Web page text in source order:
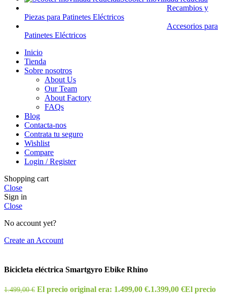
Recambios y
Piezas para Patinetes Eléctricos
Accesorios para
Patinetes Eléctricos
Inicio
Tienda
Sobre nosotros
About Us
Our Team
About Factory
FAQs
Blog
Contacta-nos
Contrata tu seguro
Wishlist
Compare
Login / Register
Shopping cart
Close
Sign in
Close
No account yet?
Create an Account
Bicicleta eléctrica Smartgyro Ebike Rhino
1.499,00€ El precio original era: 1.499,00 €.1.399,00 €El precio